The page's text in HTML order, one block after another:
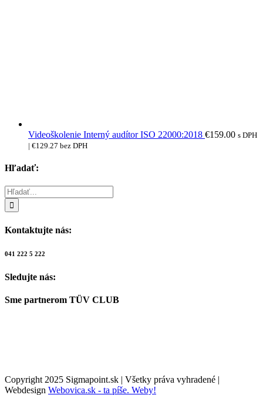
Videoškolenie Interný audítor ISO 22000:2018 €159.00 s DPH
| €129.27 bez DPH
Hľadať:
Hľadať:
Kontaktujte nás:
041 222 5 222
Sledujte nás:
Sme partnerom TÜV CLUB
Copyright 2025 Sigmapoint.sk | Všetky práva vyhradené |
Webdesign Webovica.sk - ta píše. Weby!